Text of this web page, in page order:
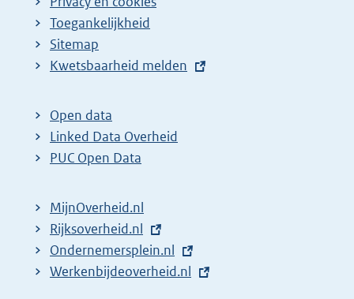
Toegankelijkheid
Sitemap
E
t
e
r
l
i
n
k
Kwetsbaarheid melden
Open data
Linked Data Overheid
PUC Open Data
MijnOverheid.nl
E
x
t
Rijksoverheid.nl
E
x
Ondernemersplein.nl
E
Werkenbijdeoverheid.nl